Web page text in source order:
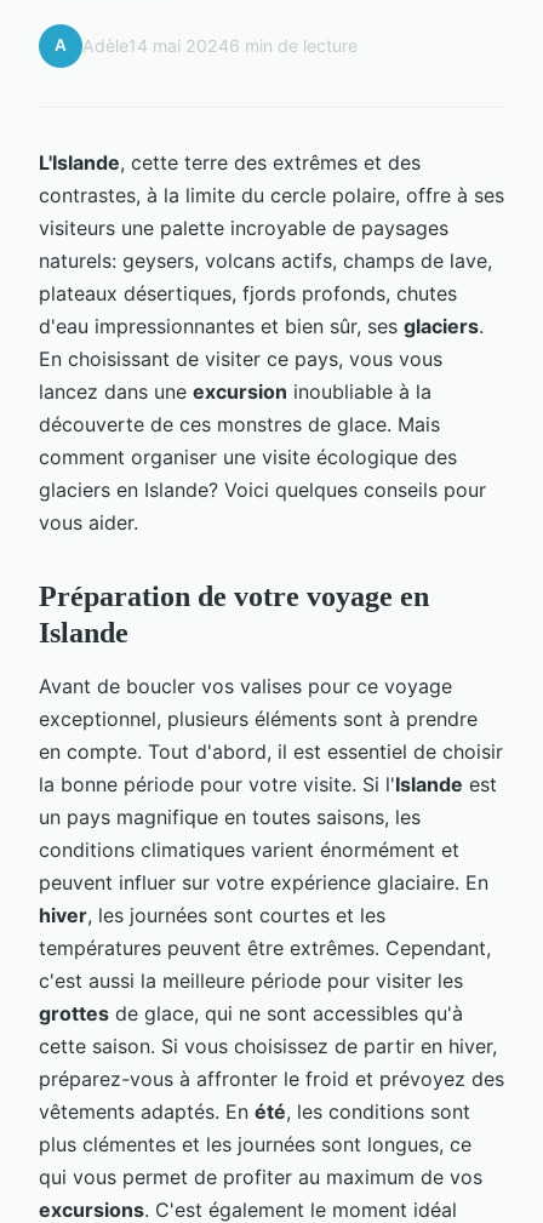
A Adèle14 mai 20246 min de lecture
L'Islande, cette terre des extrêmes et des
contrastes, à la limite du cercle polaire, offre à ses
visiteurs une palette incroyable de paysages
naturels: geysers, volcans actifs, champs de lave,
plateaux désertiques, fjords profonds, chutes
d'eau impressionnantes et bien sûr, ses glaciers.
En choisissant de visiter ce pays, vous vous
lancez dans une excursion inoubliable à la
découverte de ces monstres de glace. Mais
comment organiser une visite écologique des
glaciers en Islande? Voici quelques conseils pour
vous aider.
Préparation de votre voyage en
Islande
Avant de boucler vos valises pour ce voyage
exceptionnel, plusieurs éléments sont à prendre
en compte. Tout d'abord, il est essentiel de choisir
la bonne période pour votre visite. Si l'Islande est
un pays magnifique en toutes saisons, les
conditions climatiques varient énormément et
peuvent influer sur votre expérience glaciaire. En
hiver, les journées sont courtes et les
températures peuvent être extrêmes. Cependant,
c'est aussi la meilleure période pour visiter les
grottes de glace, qui ne sont accessibles qu'à
cette saison. Si vous choisissez de partir en hiver,
préparez-vous à affronter le froid et prévoyez des
vêtements adaptés. En été, les conditions sont
plus clémentes et les journées sont longues, ce
qui vous permet de profiter au maximum de vos
excursions. C'est également le moment idéal